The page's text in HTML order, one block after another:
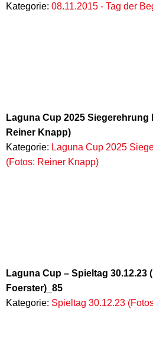
Kategorie: 08.11.2015 - Tag der
Laguna Cup 2025 Siegerehrung
Reiner Knapp)
Kategorie: Laguna Cup 2025
(Fotos: Reiner Knapp)
Laguna Cup – Spieltag 30.12.23
Foerster)_85
Kategorie: Spieltag 30.12.23